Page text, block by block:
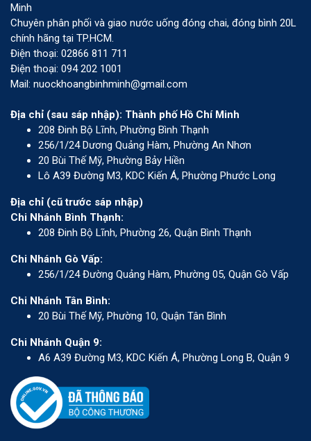
Minh
Chuyên phân phối và giao nước uống đóng chai, đóng bình 20L
chính hãng tại TP.HCM.
Điện thoại: 02866 811 711
Điện thoại: 094 202 1001
Mail: nuockhoangbinhminh@gmail.com
Địa chỉ (sau sáp nhập): Thành phố Hồ Chí Minh
208 Đinh Bộ Lĩnh, Phường Bình Thạnh
256/1/24 Dương Quảng Hàm, Phường An Nhơn
20 Bùi Thế Mỹ, Phường Bảy Hiền
Lô A39 Đường M3, KDC Kiến Á, Phường Phước Long
Địa chỉ (cũ trước sáp nhập)
Chi Nhánh Bình Thạnh:
208 Đinh Bộ Lĩnh, Phường 26, Quận Bình Thạnh
Chi Nhánh Gò Vấp:
256/1/24 Đường Quảng Hàm, Phường 05, Quận Gò Vấp
Chi Nhánh Tân Bình:
20 Bùi Thế Mỹ, Phường 10, Quận Tân Bình
Chi Nhánh Quận 9:
A6 A39 Đường M3, KDC Kiến Á, Phường Long B, Quận 9